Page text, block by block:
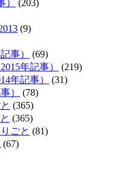
(203)
(9)
事）
(69)
年記事）
(219)
年記事）
(31)
）
(78)
(365)
(365)
ごと (81)
(67)